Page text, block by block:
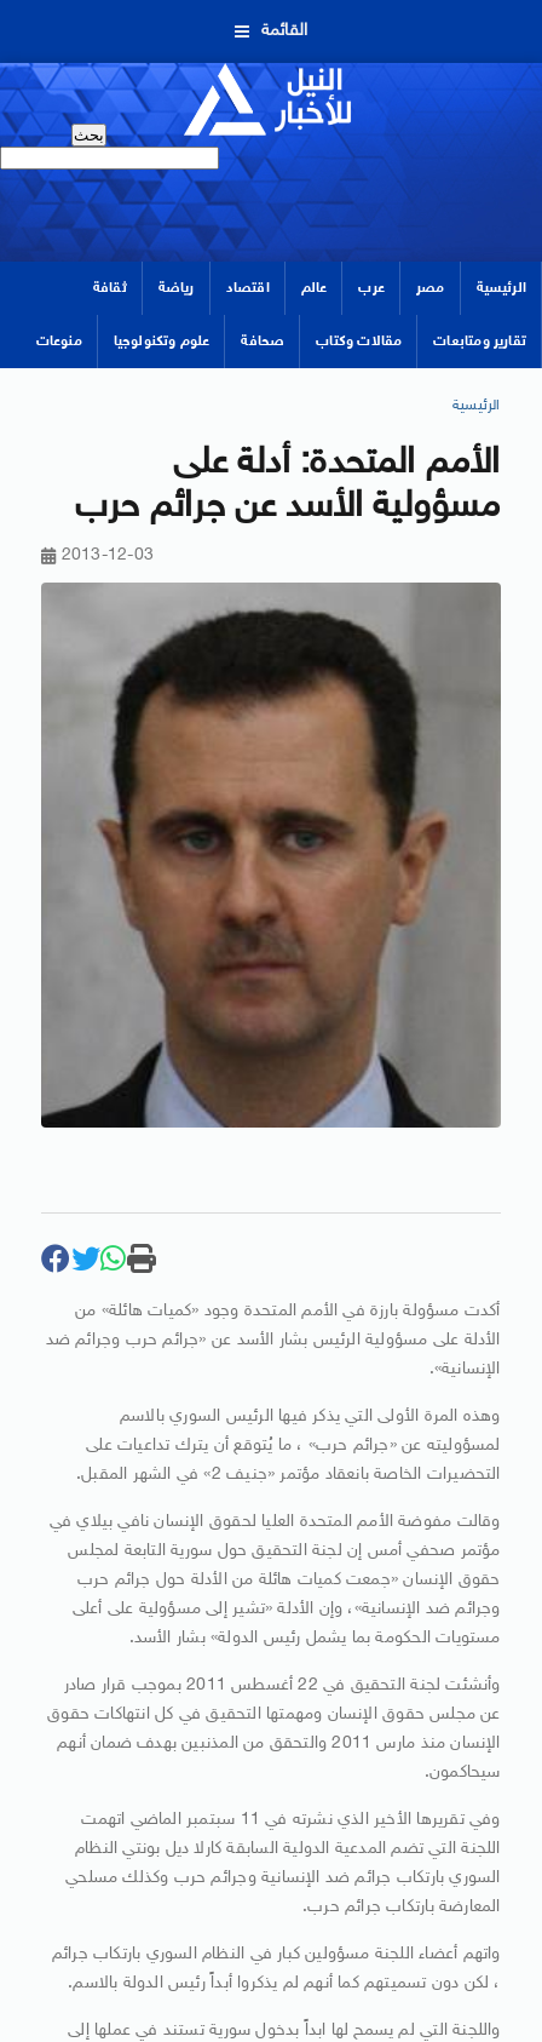
القائمة
الرئيسية مصر عرب عالم اقتصاد رياضة ثقافة
تقارير ومتابعات مقالات وكتاب صحافة علوم وتكنولوجيا منوعات
الرئيسية
الأمم المتحدة: أدلة على
مسؤولية الأسد عن جرائم حرب
2013-12-03
أكدت مسؤولة بارزة في الأمم المتحدة وجود «كميات هائلة» من
الأدلة على مسؤولية الرئيس بشار الأسد عن «جرائم حرب وجرائم ضد
الإنسانية».
وهذه المرة الأولى التي يذكر فيها الرئيس السوري بالاسم
لمسؤوليته عن «جرائم حرب» ، ما يُتوقع أن يترك تداعيات على
التحضيرات الخاصة بانعقاد مؤتمر «جنيف 2» في الشهر المقبل.
وقالت مفوضة الأمم المتحدة العليا لحقوق الإنسان نافي بيلاي في
مؤتمر صحفي أمس إن لجنة التحقيق حول سورية التابعة لمجلس
حقوق الإنسان «جمعت كميات هائلة من الأدلة حول جرائم حرب
وجرائم ضد الإنسانية»، وإن الأدلة «تشير إلى مسؤولية على أعلى
مستويات الحكومة بما يشمل رئيس الدولة» بشار الأسد.
وأنشئت لجنة التحقيق في 22 أغسطس 2011 بموجب قرار صادر
عن مجلس حقوق الإنسان ومهمتها التحقيق في كل انتهاكات حقوق
الإنسان منذ مارس 2011 والتحقق من المذنبين بهدف ضمان أنهم
سيحاكمون.
وفي تقريرها الأخير الذي نشرته في 11 سبتمبر الماضي اتهمت
اللجنة التي تضم المدعية الدولية السابقة كارلا ديل بونتي النظام
السوري بارتكاب جرائم ضد الإنسانية وجرائم حرب وكذلك مسلحي
المعارضة بارتكاب جرائم حرب.
واتهم أعضاء اللجنة مسؤولين كبار في النظام السوري بارتكاب جرائم
، لكن دون تسميتهم كما أنهم لم يذكروا أبداً رئيس الدولة بالاسم.
واللجنة التي لم يسمح لها ابداً بدخول سورية تستند في عملها إلى